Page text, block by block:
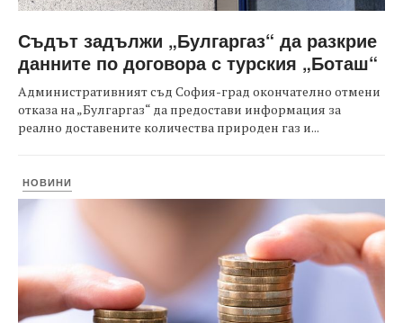
Съдът задължи „Булгаргаз“ да разкрие
данните по договора с турския „Боташ“
Административният съд София-град окончателно отмени
отказа на „Булгаргаз“ да предостави информация за
реално доставените количества природен газ и...
НОВИНИ